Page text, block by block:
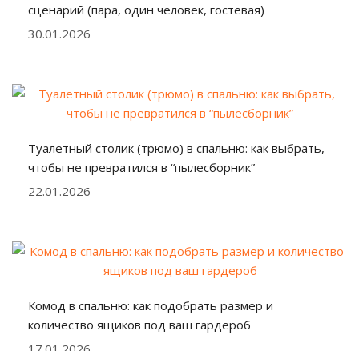
сценарий (пара, один человек, гостевая)
30.01.2026
Туалетный столик (трюмо) в спальню: как выбрать,
чтобы не превратился в “пылесборник”
22.01.2026
Комод в спальню: как подобрать размер и
количество ящиков под ваш гардероб